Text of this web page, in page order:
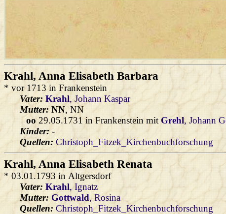
Krahl, Anna Elisabeth Barbara
* vor 1713 in Frankenstein
Vater: Krahl, Johann Kaspar
Mutter: NN, NN
oo 29.05.1731 in Frankenstein mit Grehl, Johann
Kinder:-
Quellen: Christoph_Fitzek_Kirchenbuchforschung
Krahl, Anna Elisabeth Renata
* 03.01.1793 in Altgersdorf
Vater: Krahl, Ignatz
Mutter: Gottwald, Rosina
Quellen: Christoph_Fitzek_Kirchenbuchforschung